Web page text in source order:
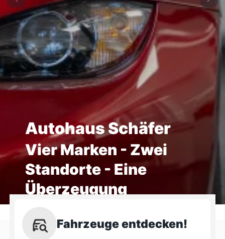
Autohaus Schäfer
Vier Marken - Zwei
Standorte - Eine
Überzeugung
Fahrzeuge entdecken!